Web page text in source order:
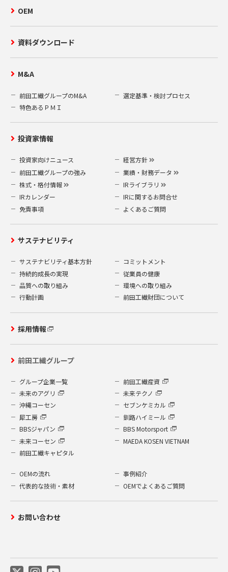
お客様がご提供された個人情報の開示、訂
全てご記入の上、本人確認の為の書類（B）
を同封し、下記窓口までご郵送ください。
〒919-0422
福井県坂井市春江町沖布目 38-3
前田工繊株式会社 業務企画部 企画総務
グループ
（A）当社指定の申請書
個人情報開示等申請書
(10.05 kB)
（B）本人確認の為の書類
なお、情報開示などの請求等は、本人確認
の必要上、郵送によるもののみ受付致しま
りませんので、予めご了承ください。
また、開示等の請求は1回の申請ごとに500
円の手数料がかかります。500円分の郵便切
手を申請書類に同封してください。
当社は、お客様の個人情報を安全に管理・
運営するよう鋭意努力しており、個人情報
への外部からの不正なアクセス、個人情報
の紛失・破壊・改ざん・漏洩などへの危険
防止に対する合理的かつ適切な安全対策を
行っています。
個人情報を取り扱う部門に管理責任者を
置き、管理を徹底させているとともに個
人情報の取扱いに関し、社内規程を整備
し、徹底し、全ての従業員との間に守秘
個人情報は、限られた担当者のみがアク
セスできるシステムにより保護されてお
社内に設置されたコンピューターは、す
OEM
資料ダウンロード
M&A
前田工繊グループのM&A
選定基準・検討プロセス
特色あるＰＭＩ
投資家情報
投資家向けニュース
経営方針
前田工繊グループの強み
業績・財務データ
株式・格付情報
IRライブラリ
IRカレンダー
IRに関するお問合せ
免責事項
よくあるご質問
サステナビリティ
サステナビリティ基本方針
コミットメント
持続的成長の実現
従業員の健康
品質への取り組み
環境への取り組み
行動計画
前田工繊財団について
採用情報
前田工繊グループ
グループ企業一覧
前田工繊産資
未来のアグリ
未来テクノ
沖縄コーセン
セブンケミカル
犀工房
釧路ハイミール
BBSジャパン
BBS Motorsport
未来コーセン
MAEDA KOSEN VIETNAM
前田工繊キャピタル
OEMの流れ
事例紹介
代表的な技術・素材
OEMでよくあるご質問
お問い合わせ